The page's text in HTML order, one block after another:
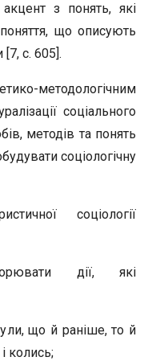
з понять, які
що описують
с. 605].
методологічним
соціального
методів та понять
соціологічну
соціології
дії, які
що й раніше, то й
колись;